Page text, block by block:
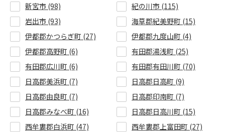
新宮市 (98)
紀の川市 (115)
岩出市 (93)
海草郡紀美野町 (15)
伊都郡かつらぎ町 (27)
伊都郡九度山町 (4)
伊都郡高野町 (6)
有田郡湯浅町 (25)
有田郡広川町 (6)
有田郡有田川町 (70)
日高郡美浜町 (7)
日高郡日高町 (9)
日高郡由良町 (7)
日高郡印南町 (7)
日高郡みなべ町 (16)
日高郡日高川町 (15)
西牟婁郡白浜町 (47)
西牟婁郡上富田町 (27)